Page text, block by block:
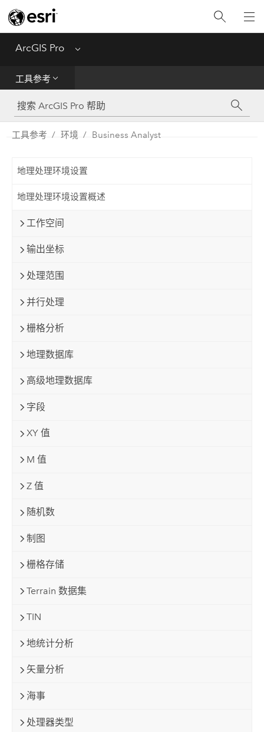
ArcGIS Pro Menu
工具参考
工具参考
Python
工具参考 环境 Business Analyst
地理处理环境设置
地理处理环境设置概述
工作空间
输出坐标
处理范围
并行处理
栅格分析
地理数据库
高级地理数据库
字段
XY 值
M 值
Z 值
随机数
制图
栅格存储
Terrain 数据集
TIN
地统计分析
矢量分析
海事
处理器类型